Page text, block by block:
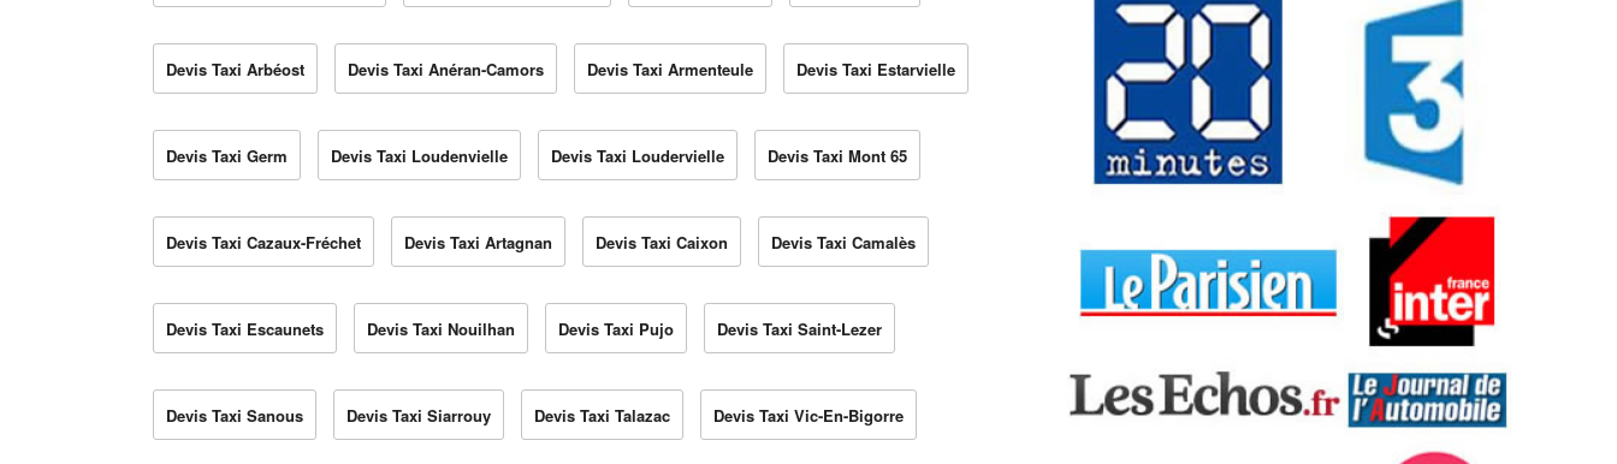
Devis Taxi Arbéost Devis Taxi Anéran-Camors Devis Taxi Armenteule Devis Taxi Estarvielle
Devis Taxi Germ Devis Taxi Loudenvielle Devis Taxi Loudervielle Devis Taxi Mont 65
Devis Taxi Cazaux-Fréchet Devis Taxi Artagnan Devis Taxi Caixon Devis Taxi Camalès
Devis Taxi Escaunets Devis Taxi Nouilhan Devis Taxi Pujo Devis Taxi Saint-Lezer
Devis Taxi Sanous Devis Taxi Siarrouy Devis Taxi Talazac Devis Taxi Vic-En-Bigorre